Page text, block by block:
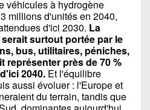
véhicules à hydrogène
millions d'unités en 2040,
d'ici 2030. La
surtout portée par le
bus, utilitaires, péniches,
près de 70 %
2040. Et l'équilibre
aussi évoluer : l'Europe et
du terrain, tandis que